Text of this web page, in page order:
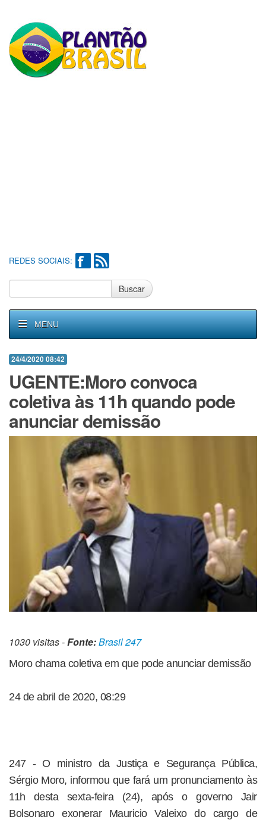
REDES SOCIAIS:
Buscar
MENU
24/4/2020 08:42
UGENTE:Moro convoca
coletiva às 11h quando pode
anunciar demissão
1030 visitas -Fonte:Brasil 247
Moro chama coletiva em que pode anunciar demissão
24 de abril de 2020, 08:29
247 - O ministro da Justiça e Segurança Pública,
Sérgio Moro, informou que fará um pronunciamento às
11h desta sexta-feira (24), após o governo Jair
Bolsonaro exonerar Mauricio Valeixo do cargo de